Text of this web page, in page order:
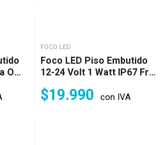
O
FOCO LED
Foco LED Piso Embutido
12-24 Volt 1 Watt IP67 Frío
$19.990 con IVA